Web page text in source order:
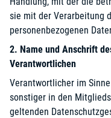
sie mit der Verarbeitung
personenbezogenen
2. Name und Anschrift
Verantwortlichen
Verantwortlicher im
sonstiger in den
geltenden